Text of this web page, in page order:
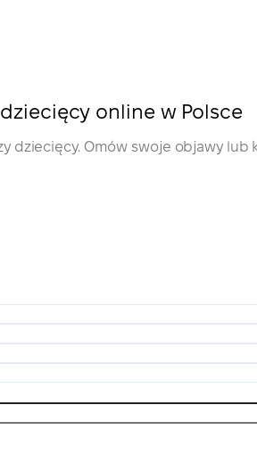
online w Polsce
dziecięcy. Omów swoje objawy lub